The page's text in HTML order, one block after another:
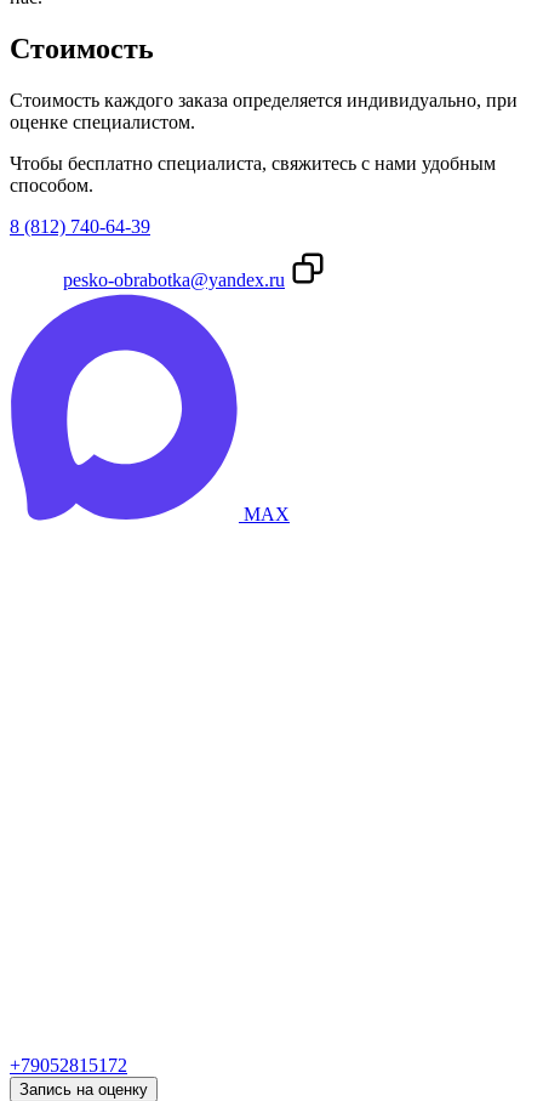
Стоимость
Стоимость каждого заказа определяется индивидуально, при
оценке специалистом.
Чтобы бесплатно специалиста, свяжитесь с нами удобным
способом.
8 (812) 740-64-39
pesko-obrabotka@yandex.ru
Запись на оценку